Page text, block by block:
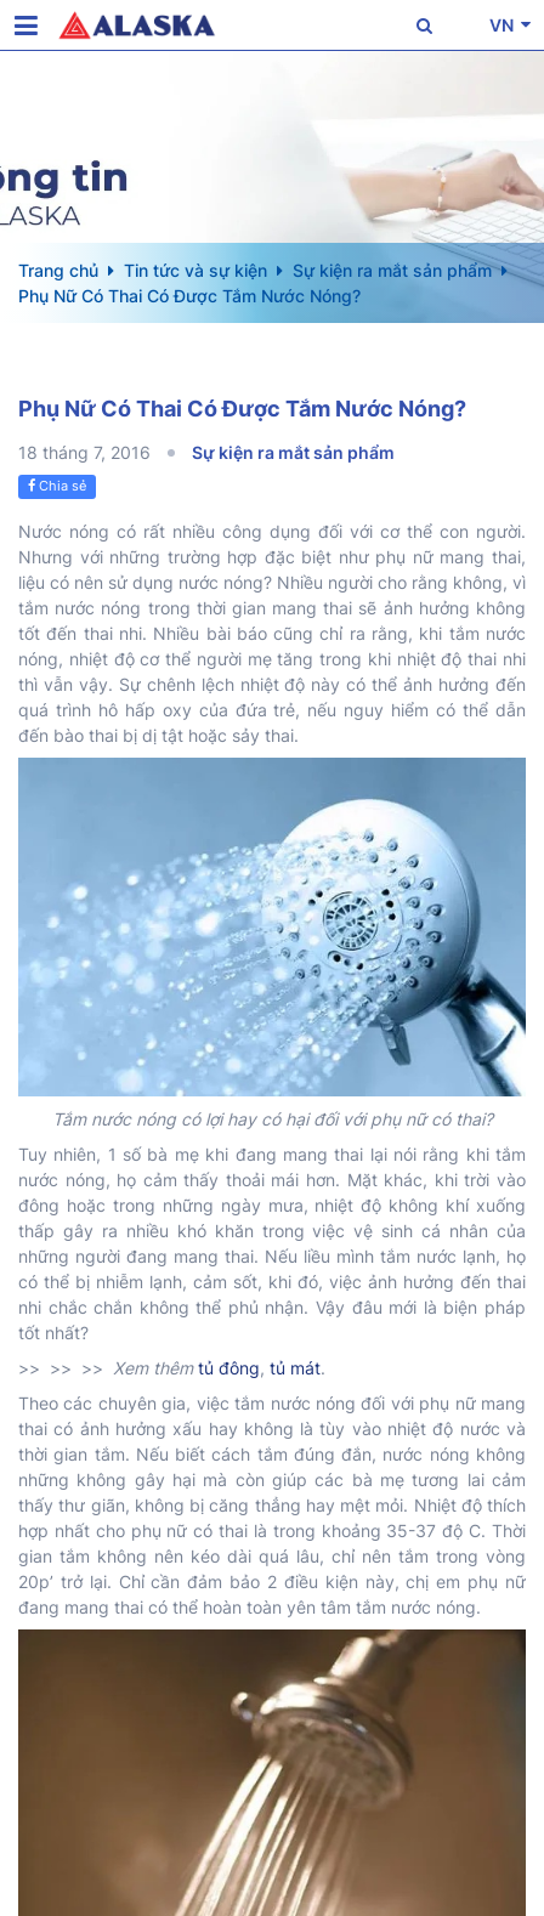
VN
Trang chủ Tin tức và sự kiện
Sự kiện ra mắt sản phẩm
Phụ Nữ Có Thai Có Được Tắm Nước Nóng?
Phụ Nữ Có Thai Có Được Tắm Nước Nóng?
18 tháng 7, 2016 Sự kiện ra mắt sản phẩm
Chia sẻ
Nước nóng có rất nhiều công dụng đối với cơ thể con người.
Nhưng với những trường hợp đặc biệt như phụ nữ mang thai,
liệu có nên sử dụng nước nóng? Nhiều người cho rằng không, vì
tắm nước nóng trong thời gian mang thai sẽ ảnh hưởng không
tốt đến thai nhi. Nhiều bài báo cũng chỉ ra rằng, khi tắm nước
nóng, nhiệt độ cơ thể người mẹ tăng trong khi nhiệt độ thai nhi
thì vẫn vậy. Sự chênh lệch nhiệt độ này có thể ảnh hưởng đến
quá trình hô hấp oxy của đứa trẻ, nếu nguy hiểm có thể dẫn
đến bào thai bị dị tật hoặc sảy thai.
Tắm nước nóng có lợi hay có hại đối với phụ nữ có thai?
Tuy nhiên, 1 số bà mẹ khi đang mang thai lại nói rằng khi tắm
nước nóng, họ cảm thấy thoải mái hơn. Mặt khác, khi trời vào
đông hoặc trong những ngày mưa, nhiệt độ không khí xuống
thấp gây ra nhiều khó khăn trong việc vệ sinh cá nhân của
những người đang mang thai. Nếu liều mình tắm nước lạnh, họ
có thể bị nhiễm lạnh, cảm sốt, khi đó, việc ảnh hưởng đến thai
nhi chắc chắn không thể phủ nhận. Vậy đâu mới là biện pháp
tốt nhất?
>> >> >> Xem thêmtủ đông, tủ mát.
Theo các chuyên gia, việc tắm nước nóng đối với phụ nữ mang
thai có ảnh hưởng xấu hay không là tùy vào nhiệt độ nước và
thời gian tắm. Nếu biết cách tắm đúng đắn, nước nóng không
những không gây hại mà còn giúp các bà mẹ tương lai cảm
thấy thư giãn, không bị căng thẳng hay mệt mỏi. Nhiệt độ thích
hợp nhất cho phụ nữ có thai là trong khoảng 35-37 độ C. Thời
gian tắm không nên kéo dài quá lâu, chỉ nên tắm trong vòng
20p’ trở lại. Chỉ cần đảm bảo 2 điều kiện này, chị em phụ nữ
đang mang thai có thể hoàn toàn yên tâm tắm nước nóng.